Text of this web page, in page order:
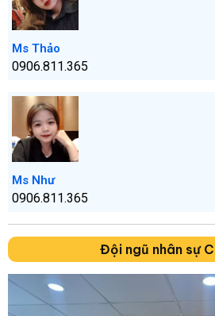
Ms Thảo
0906.811.365
Ms Như
0906.811.365
Đội ngũ nhân sự